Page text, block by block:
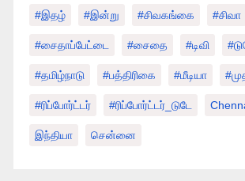
#இதழ் #இன்று #சிவகங்கை #சிவா
#சைதாப்பேட்டை #சைதை #டிவி
#தமிழ்நாடு #பத்திரிகை #மீடியா
#ரிப்போர்ட்டர் #ரிப்போர்ட்டர்_டுடே
இந்தியா சென்னை